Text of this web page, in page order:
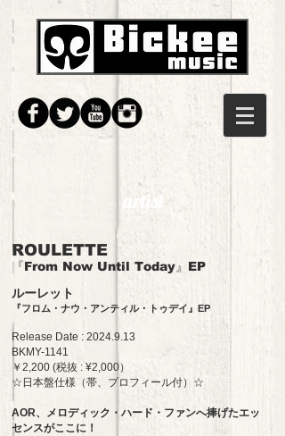
artist
ROULETTE
『From Now Until Today』EP
ルーレット
『フロム・ナウ・アンティル・トゥデイ』EP
Release Date : 2024.9.13
BKMY-1141
￥2,200 (税抜 : ¥2,000）
☆日 本盤仕様（帯、プロフィール付）☆
AOR、メロディック・ハード・ファンへ捧げたエッ
センスがここに！